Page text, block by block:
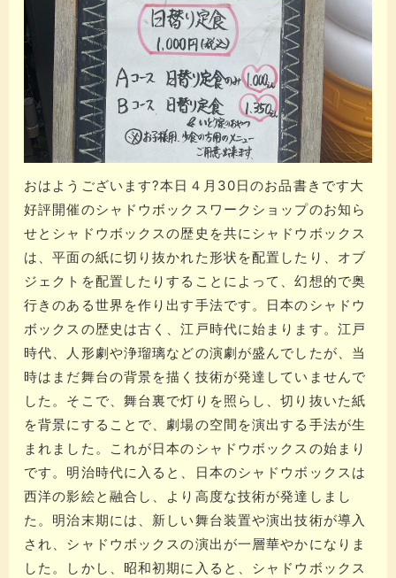
おはようございます?本日４月30日のお品書きです大
好評開催のシャドウボックスワークショップのお知ら
せとシャドウボックスの歴史を共にシャドウボックス
は、平面の紙に切り抜かれた形状を配置したり、オブ
ジェクトを配置したりすることによって、幻想的で奥
行きのある世界を作り出す手法です。​​日本のシャドウ
ボックスの歴史は古く、江戸時代に始まります。江戸
時代、人形劇や浄瑠璃などの演劇が盛んでしたが、当
時はまだ舞台の背景を描く技術が発達していませんで
した。​​そこで、舞台裏で灯りを照らし、切り抜いた紙
を背景にすることで、劇場の空間を演出する手法が生
まれました。これが日本のシャドウボックスの始まり
です。​​明治時代に入ると、日本のシャドウボックスは
西洋の影絵と融合し、より高度な技術が発達しまし
た。​​明治末期には、新しい舞台装置や演出技術が導入
され、シャドウボックスの演出が一層華やかになりま
した。​​しかし、昭和初期に入ると、シャドウボックス